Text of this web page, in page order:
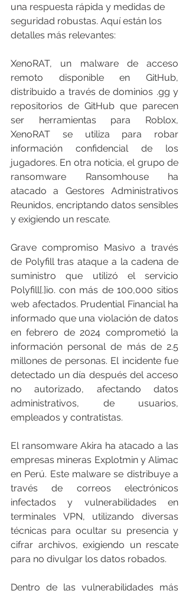
una respuesta rápida y medidas de
seguridad robustas. Aquí están los
detalles más relevantes:
XenoRAT, un malware de acceso
remoto disponible en GitHub,
distribuido a través de dominios .gg y
repositorios de GitHub que parecen
ser herramientas para Roblox,
XenoRAT se utiliza para robar
información confidencial de los
jugadores. En otra noticia, el grupo de
ransomware Ransomhouse ha
atacado a Gestores Administrativos
Reunidos, encriptando datos sensibles
y exigiendo un rescate.
Grave compromiso Masivo a través
de Polyfill tras ataque a la cadena de
suministro que utilizó el servicio
Polyfill[.]io. con más de 100,000 sitios
web afectados. Prudential Financial ha
informado que una violación de datos
en febrero de 2024 comprometió la
información personal de más de 2.5
millones de personas. El incidente fue
detectado un día después del acceso
no autorizado, afectando datos
administrativos, de usuarios,
empleados y contratistas.
El ransomware Akira ha atacado a las
empresas mineras Explotmin y Alimac
en Perú. Este malware se distribuye a
través de correos electrónicos
infectados y vulnerabilidades en
terminales VPN, utilizando diversas
técnicas para ocultar su presencia y
cifrar archivos, exigiendo un rescate
para no divulgar los datos robados.
Dentro de las vulnerabilidades más